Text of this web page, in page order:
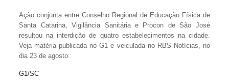
Ação conjunta entre Conselho Regional de Educação Física de
Santa Catarina, Vigilância Sanitária e Procon de São José
resultou na interdição de quatro estabelecimentos na cidade.
Veja matéria publicada no G1 e veiculada no RBS Notícias, no
dia 23 de agosto:
G1/SC